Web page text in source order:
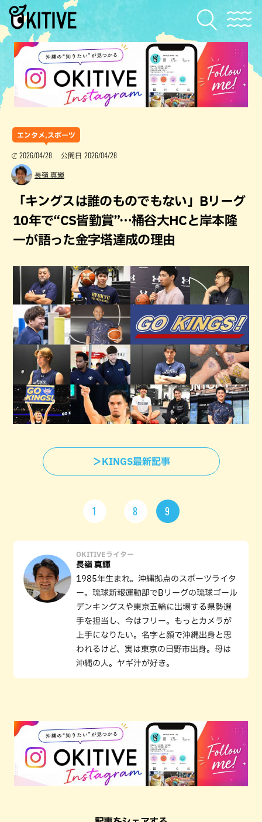
エンタメ,スポーツ
2026/04/28 公開日 2026/04/28
長嶺 真輝
「キングスは誰のものでもない」Bリーグ
10年で“CS皆勤賞”…桶谷大HCと岸本隆
一が語った金字塔達成の理由
＞KINGS最新記事
1 8 9
OKITIVEライター
長嶺 真輝
1985年生まれ。沖縄拠点のスポーツライタ
ー。琉球新報運動部でBリーグの琉球ゴール
デンキングスや東京五輪に出場する県勢選
手を担当し、今はフリー。もっとカメラが
上手になりたい。名字と顔で沖縄出身と思
われるけど、実は東京の日野市出身。母は
沖縄の人。ヤギ汁が好き。